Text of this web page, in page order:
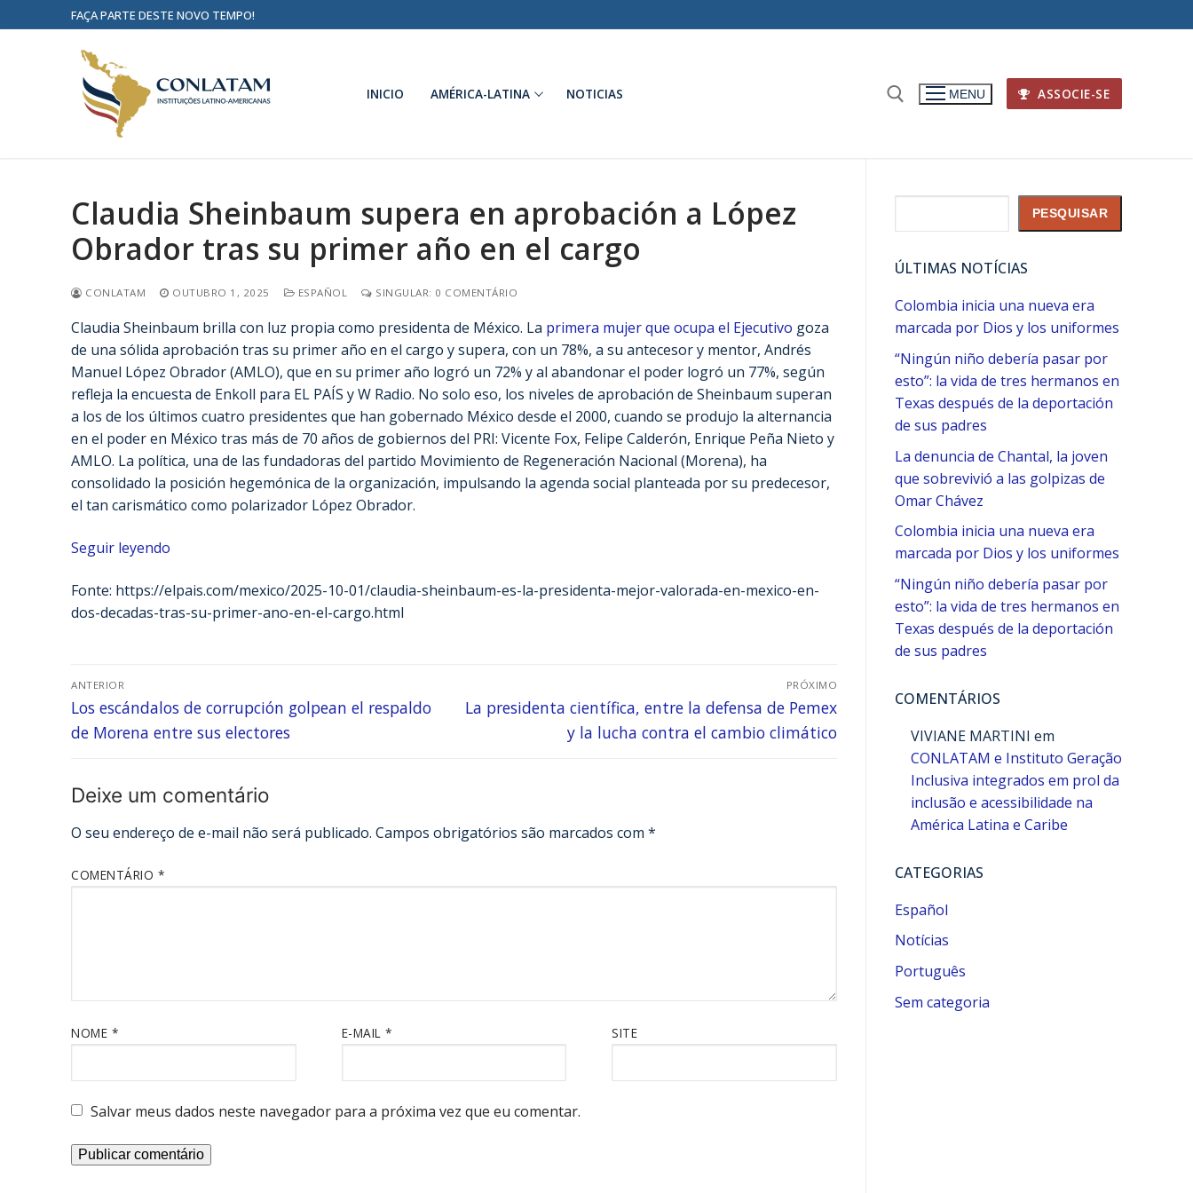
FAÇA PARTE DESTE NOVO TEMPO!
INICIO AMÉRICA-LATINA NOTICIAS MENU ASSOCIE-SE
Claudia Sheinbaum supera en aprobación a López
Obrador tras su primer año en el cargo
CONLATAM OUTUBRO 1, 2025 ESPAÑOL SINGULAR: 0 COMENTÁRIO
Claudia Sheinbaum brilla con luz propia como presidenta de México. La primera mujer que ocupa el Ejecutivo goza
de una sólida aprobación tras su primer año en el cargo y supera, con un 78%, a su antecesor y mentor, Andrés
Manuel López Obrador (AMLO), que en su primer año logró un 72% y al abandonar el poder logró un 77%, según
refleja la encuesta de Enkoll para EL PAÍS y W Radio. No solo eso, los niveles de aprobación de Sheinbaum superan
a los de los últimos cuatro presidentes que han gobernado México desde el 2000, cuando se produjo la alternancia
en el poder en México tras más de 70 años de gobiernos del PRI: Vicente Fox, Felipe Calderón, Enrique Peña Nieto y
AMLO. La política, una de las fundadoras del partido Movimiento de Regeneración Nacional (Morena), ha
consolidado la posición hegemónica de la organización, impulsando la agenda social planteada por su predecesor,
el tan carismático como polarizador López Obrador.
Seguir leyendo
Fonte: https://elpais.com/mexico/2025-10-01/claudia-sheinbaum-es-la-presidenta-mejor-valorada-en-mexico-en-
dos-decadas-tras-su-primer-ano-en-el-cargo.html
ANTERIOR
Los escándalos de corrupción golpean el respaldo
de Morena entre sus electores
PRÓXIMO
La presidenta científica, entre la defensa de Pemex
y la lucha contra el cambio climático
Deixe um comentário
O seu endereço de e-mail não será publicado. Campos obrigatórios são marcados com *
COMENTÁRIO *
NOME * E-MAIL* SITE
Salvar meus dados neste navegador para a próxima vez que eu comentar.
PESQUISAR
ÚLTIMAS NOTÍCIAS
Colombia inicia una nueva era
marcada por Dios y los uniformes
“Ningún niño debería pasar por
esto”: la vida de tres hermanos en
Texas después de la deportación
de sus padres
La denuncia de Chantal, la joven
que sobrevivió a las golpizas de
Omar Chávez
Colombia inicia una nueva era
marcada por Dios y los uniformes
“Ningún niño debería pasar por
esto”: la vida de tres hermanos en
Texas después de la deportación
de sus padres
COMENTÁRIOS
VIVIANE MARTINI em
CONLATAM e Instituto Geração
Inclusiva integrados em prol da
inclusão e acessibilidade na
América Latina e Caribe
CATEGORIAS
Español
Notícias
Português
Sem categoria